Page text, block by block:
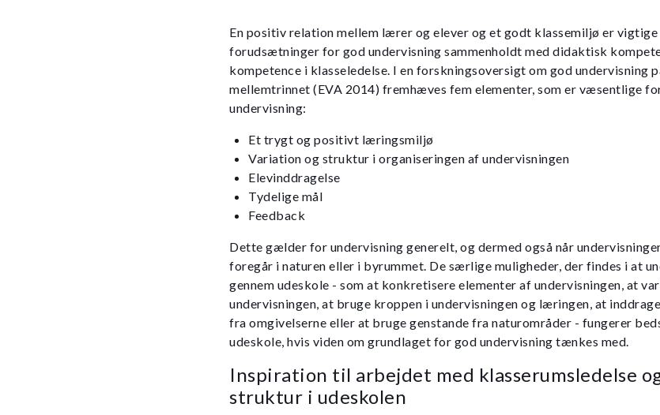
En positiv relation mellem lærer og elever og et godt klassemiljø er vigtige
forudsætninger for god undervisning sammenholdt med didaktisk
kompetence i klasseledelse. I en forskningsoversigt om god undervisning
mellemtrinnet (EVA 2014) fremhæves fem elementer, som er væsentlige
undervisning:
Et trygt og positivt læringsmiljø
Variation og struktur i organiseringen af undervisningen
Elevinddragelse
Tydelige mål
Feedback
Dette gælder for undervisning generelt, og dermed også når
foregår i naturen eller i byrummet. De særlige muligheder, der findes i at
gennem udeskole - som at konkretisere elementer af undervisningen, at
undervisningen, at bruge kroppen i undervisningen og læringen, at
fra omgivelserne eller at bruge genstande fra naturområder - fungerer
udeskole, hvis viden om grundlaget for god undervisning tænkes med.
Inspiration til arbejdet med klasserumsledelse
struktur i udeskolen